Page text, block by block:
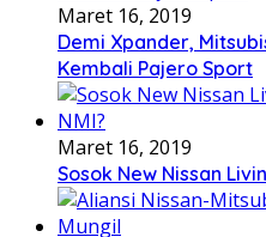
Maret 16, 2019
Demi Xpander,
Kembali Pajero Sport
Maret 16, 2019
Sosok New Nissan